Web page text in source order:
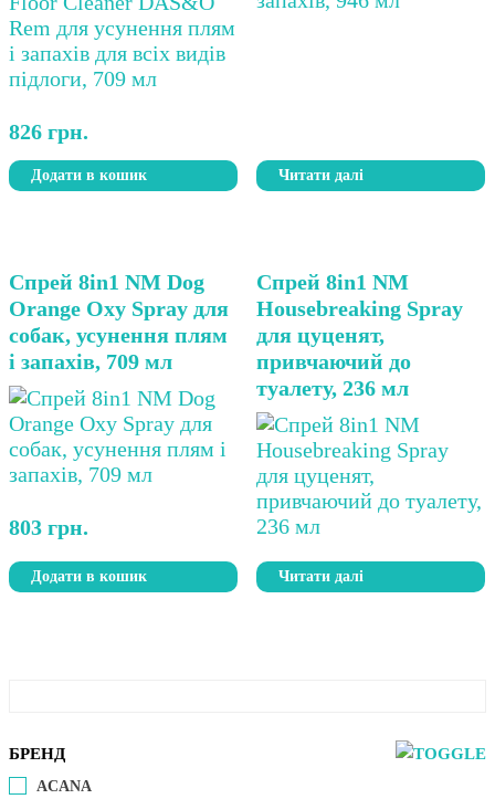
826 грн.
Додати в кошик Читати далі
Спрей 8in1 NM Dog
Orange Oxy Spray для
собак, усунення плям
і запахів, 709 мл
803 грн.
Додати в кошик
Спрей 8in1 NM
Housebreaking Spray
для цуценят,
привчаючий до
туалету, 236 мл
Читати далі
БРЕНД
ACANA